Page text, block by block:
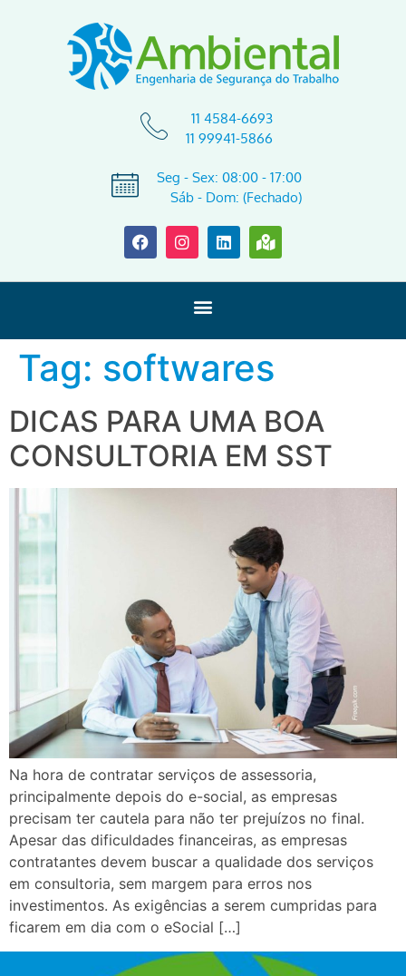
11 4584-6693
11 99941-5866
Seg - Sex: 08:00 - 17:00
Sáb - Dom: (Fechado)
Tag: softwares
DICAS PARA UMA BOA
CONSULTORIA EM SST
Na hora de contratar serviços de assessoria,
principalmente depois do e-social, as empresas
precisam ter cautela para não ter prejuízos no final.
Apesar das dificuldades financeiras, as empresas
contratantes devem buscar a qualidade dos serviços
em consultoria, sem margem para erros nos
investimentos. As exigências a serem cumpridas para
ficarem em dia com o eSocial […]